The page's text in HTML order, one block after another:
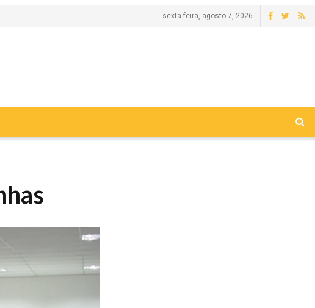
sexta-feira, agosto 7, 2026